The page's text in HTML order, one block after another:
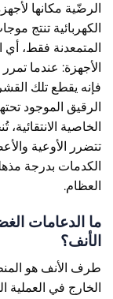
الكهربائية تنتج
المتمعدنة فقط،
الأجهزة: عندما
فإنه يقطع تلك
الرقيق الموجود
الخاصية
تتضرر الأوعية
الكدمات بدرجة
العظام.
ما الدعامات
الأنف؟
طرف الأنف هو
الخارج في العملية